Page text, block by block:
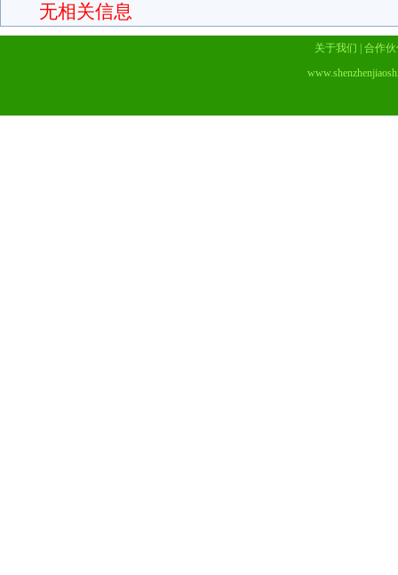
无相关信息
关于我们
合作